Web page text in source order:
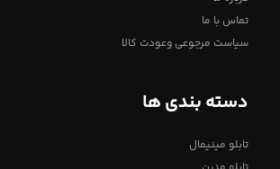
تماس با ما
سیاست مرجوعی وعودت کالا
دسته بندی ها
تابلو مینیمال